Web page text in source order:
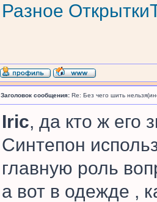
Разное Открытки
Заголовок сообщения: Re: Без чего шить
Iric, да кто ж его
Синтепон
главную роль
а вот в одежде ,